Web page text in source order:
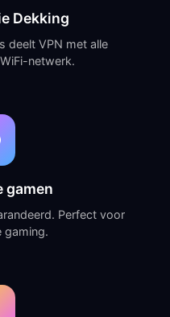
Dekking
deelt VPN met alle
netwerk.
gamen
Perfect voor
gaming.